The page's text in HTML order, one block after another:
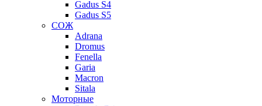
Gadus S4
Gadus S5
СОЖ
Adrana
Dromus
Fenella
Garia
Macron
Sitala
Моторные